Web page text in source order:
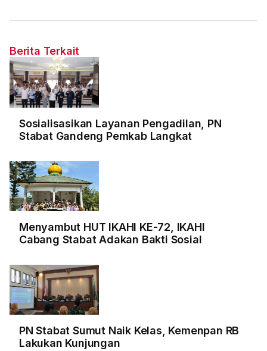
Berita Terkait
Sosialisasikan Layanan Pengadilan, PN
Stabat Gandeng Pemkab Langkat
Menyambut HUT IKAHI KE-72, IKAHI
Cabang Stabat Adakan Bakti Sosial
PN Stabat Sumut Naik Kelas, Kemenpan RB
Lakukan Kunjungan